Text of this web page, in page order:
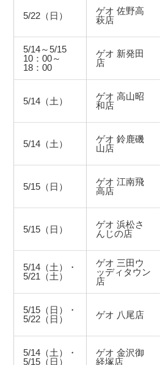
5/22（日）
ゲオ 佐野高
萩店
5/14～5/15
10：00～
18：00
ゲオ 新発田
店
5/14（土）
ゲオ 高山昭
和店
5/14（土）
ゲオ 鈴鹿磯
山店
5/15（日）
ゲオ 江南飛
高店
5/15（日）
ゲオ 浜松さ
んじの店
5/14（土）・
5/21（土）
ゲオ 三田ウ
ッディタウン
店
5/15（日）・
5/22（日）
ゲオ 八尾店
5/14（土）・
5/15（日）
ゲオ 金沢御
経塚店